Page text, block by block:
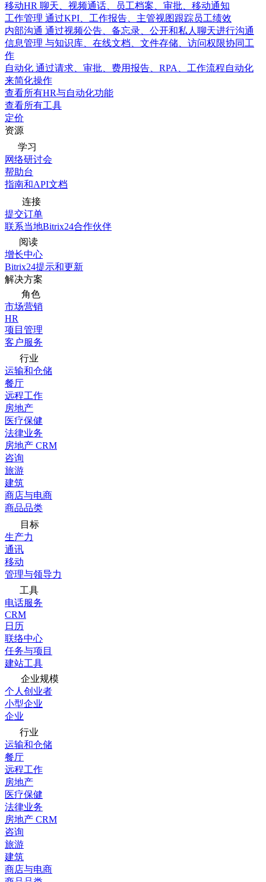
移动HR 聊天、视频通话、员工档案、审批、移动通知
工作管理 通过KPI、工作报告、主管视图跟踪员工绩效
内部沟通 通过视频公告、备忘录、公开和私人聊天进行沟通
信息管理 与知识库、在线文档、文件存储、访问权限协同工
作
自动化 通过请求、审批、费用报告、RPA、工作流程自动化
来简化操作
查看所有HR与自动化功能
查看所有工具
定价
资源
学习
网络研讨会
帮助台
指南和API文档
连接
提交订单
联系当地Bitrix24合作伙伴
阅读
增长中心
Bitrix24提示和更新
解决方案
角色
市场营销
HR
项目管理
客户服务
行业
运输和仓储
餐厅
远程工作
房地产
医疗保健
法律业务
房地产 CRM
咨询
旅游
建筑
商店与电商
商品品类
目标
生产力
通讯
移动
管理与领导力
工具
电话服务
CRM
日历
联络中心
任务与项目
建站工具
企业规模
个人创业者
小型企业
企业
行业
运输和仓储
餐厅
远程工作
房地产
医疗保健
法律业务
房地产 CRM
咨询
旅游
建筑
商店与电商